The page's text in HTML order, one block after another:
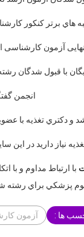
هاي برتر کنکور
آزمون کارشناسی
با قبول شدگان
انجمن
نياز داريد در اين
با ارتباط مداوم و با
علوم پزشكي براي رشته
ها : آزمون